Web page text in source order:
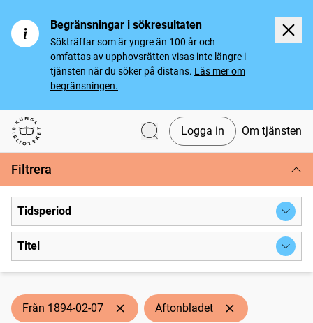
Begränsningar i sökresultaten
Sökträffar som är yngre än 100 år och
omfattas av upphovsrätten visas inte längre i
tjänsten när du söker på distans. Läs mer om
begränsningen.
Svenska tidningar
Logga in Om tjänsten
Filtrera
Tidsperiod
Titel
Från 1894-02-07 Aftonbladet